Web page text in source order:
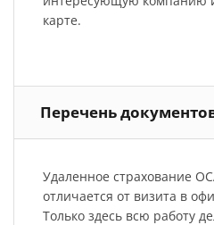
карте.
Перечень
Удаленное страхование
отличается от визита в
Только здесь всю работу